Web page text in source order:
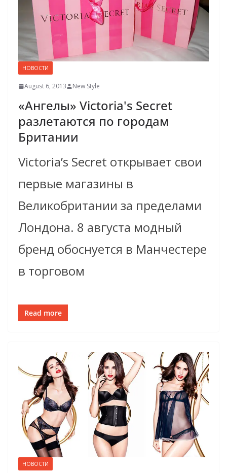
НОВОСТИ
August 6, 2013 New Style
«Ангелы» Victoria's Secret
разлетаются по городам
Британии
Victoria’s Secret открывает свои
первые магазины в
Великобритании за пределами
Лондона. 8 августа модный
бренд обоснуется в Манчестере
в торговом
Read more
НОВОСТИ